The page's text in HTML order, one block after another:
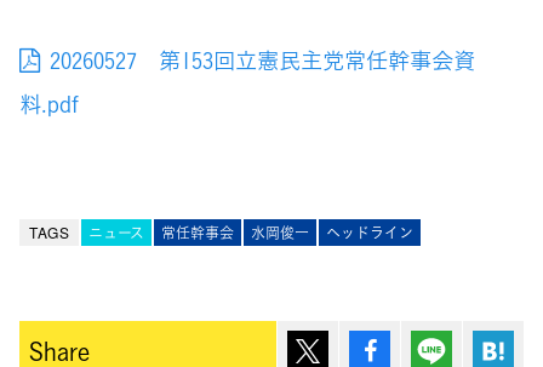
20260527 第153回立憲民主党常任幹事会資
料.pdf
TAGS ニュース 常任幹事会 水岡俊一 ヘッドライン
Share ポスト シェア Lineで送